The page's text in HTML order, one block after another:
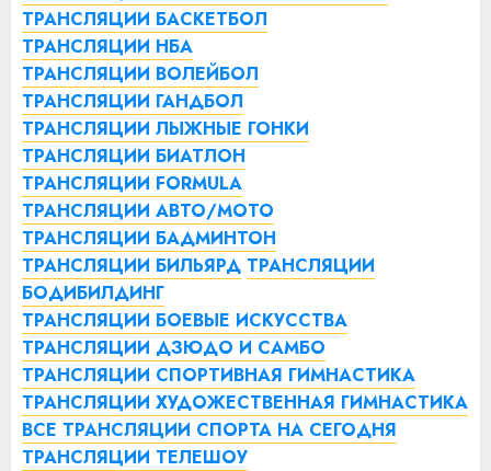
ТРАНСЛЯЦИИ БАСКЕТБОЛ
ТРАНСЛЯЦИИ НБА
ТРАНСЛЯЦИИ ВОЛЕЙБОЛ
ТРАНСЛЯЦИИ ГАНДБОЛ
ТРАНСЛЯЦИИ ЛЫЖНЫЕ ГОНКИ
ТРАНСЛЯЦИИ БИАТЛОН
ТРАНСЛЯЦИИ FORMULA
ТРАНСЛЯЦИИ АВТО/МОТО
ТРАНСЛЯЦИИ БАДМИНТОН
ТРАНСЛЯЦИИ БИЛЬЯРД ТРАНСЛЯЦИИ
БОДИБИЛДИНГ
ТРАНСЛЯЦИИ БОЕВЫЕ ИСКУССТВА
ТРАНСЛЯЦИИ ДЗЮДО И САМБО
ТРАНСЛЯЦИИ СПОРТИВНАЯ ГИМНАСТИКА
ТРАНСЛЯЦИИ ХУДОЖЕСТВЕННАЯ ГИМНАСТИКА
ВСЕ ТРАНСЛЯЦИИ СПОРТА НА СЕГОДНЯ
ТРАНСЛЯЦИИ ТЕЛЕШОУ